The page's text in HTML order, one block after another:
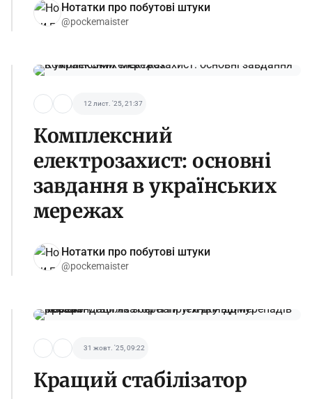
Нотатки про побутові штуки
@pockemaister
12 лист. '25, 21:37
Комплексний
електрозахист: основні
завдання в українських
мережах
Нотатки про побутові штуки
@pockemaister
31 жовт. '25, 09:22
Кращий стабілізатор